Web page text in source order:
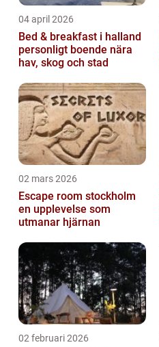
04 april 2026
Bed & breakfast i halland
personligt boende nära
hav, skog och stad
02 mars 2026
Escape room stockholm
en upplevelse som
utmanar hjärnan
02 februari 2026